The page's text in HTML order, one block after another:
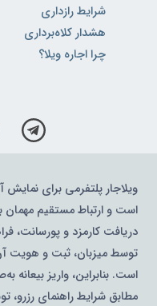
شرایط رازداری
هشدار کلاه‌برداری
چرا اجاره ویلا؟
ویلاجار پلتفرمی برای نمایش
است و ارتباط مستقیم مهمان
دریافت کارمزد و پورسانت،
توسط میزبان، ثبت و هویت
است. بنابراین، واریز
مطابق شرایط راهنمای